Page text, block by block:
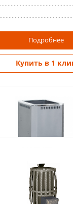
Подробнее
Купить в 1
Печь для бани